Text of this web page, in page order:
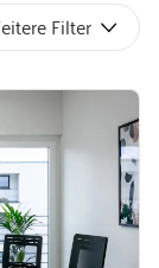
Filter